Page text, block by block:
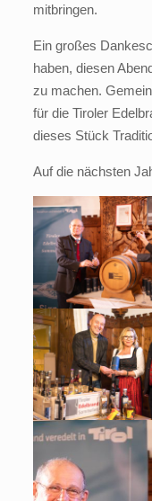
mitbringen.
Ein großes
haben, diesen
zu machen.
für die Tiroler
dieses Stück
Auf die nächsten